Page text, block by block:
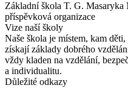
Základní škola T. G.
příspěvková organizace
Vize naší školy
Naše škola je místem, kam
získají základy dobrého
vždy kladen na vzdělání,
a individualitu.
Důležité odkazy